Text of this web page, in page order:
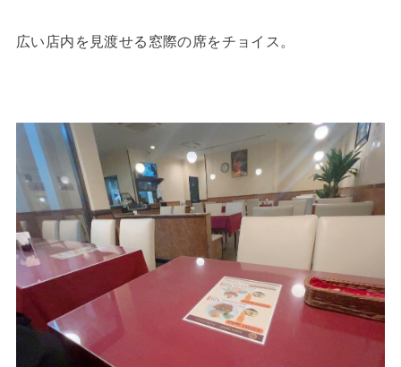
広い店内を見渡せる窓際の席をチョイス。